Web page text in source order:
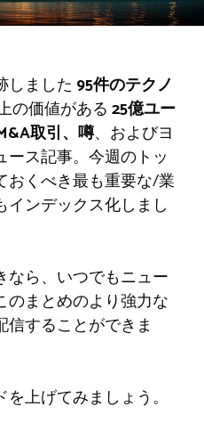
しました 95件のテクノ
の価値がある 25億ユー
取引、噂、およびヨ
ス記事。今週のトッ
おくべき最も重要な/業
ンデックス化しまし
なら、いつでもニュー
のまとめのより強力な
することができま
上げてみましょう。